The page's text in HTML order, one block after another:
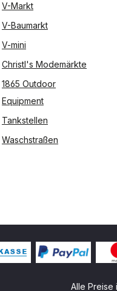
V-Markt
V-Baumarkt
V-mini
Christl's Modemärkte
1865 Outdoor
Equipment
Tankstellen
Waschstraßen
Alle Preise